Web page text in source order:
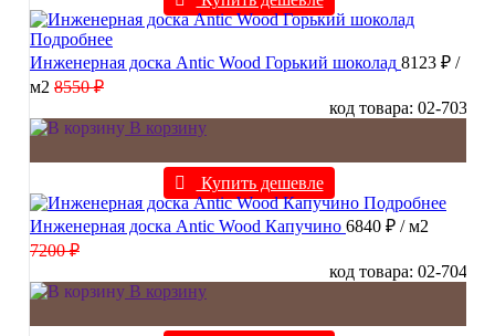
Подробнее
Инженерная доска Antic Wood Горький шоколад 8123 ₽ /
м2 8550 ₽
код товара: 02-703
В корзину
Купить дешевле
Подробнее
Инженерная доска Antic Wood Капучино 6840 ₽ / м2
7200 ₽
код товара: 02-704
В корзину